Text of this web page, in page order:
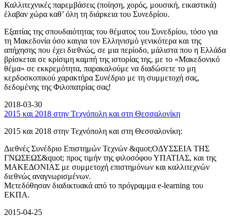
Καλλιτεχνικές παρεμβάσεις (ποίηση, χορός, μουσική, εικαστικά)
έλαβαν χώρα καθ’ όλη τη διάρκεια του Συνεδρίου.
Εξαιτίας της σπουδαιότητας του θέματος του Συνεδρίου, τόσο για
τη Μακεδονία όσο καιγια τον Ελληνισμό γενικότερα και της
απήχησης που έχει διεθνώς, σε μια περίοδο, μάλιστα που η Ελλάδα
βρίσκεται σε κρίσιμη καμπή της ιστορίας της, με το «Μακεδονικό
θέμα» σε εκκρεμότητα, παρακαλούμε να διαδώσετε το μη
κερδοσκοπικού χαρακτήρα Συνέδριο με τη συμμετοχή σας,
δεδομένης της Φιλοπατρίας σας!
2018-03-30
2015 και 2018 στην Τεχνόπολη και στη Θεσσαλονίκη
2015 και 2018 στην Τεχνόπολη και στη Θεσσαλονίκη:
Διεθνές Συνέδριο Επιστημών Τεχνών &quot;ΟΔΥΣΣΕΙΑ ΤΗΣ
ΓΝΩΣΕΩΣ&quot; προς τιμήν της φιλοσόφου ΥΠΑΤΙΑΣ, και της
ΜΑΚΕΔΟΝΙΑΣ με συμμετοχή επιστημόνων και καλλιτεχνών
διεθνώς αναγνωρισμένων.
Μετεδόθησαν διαδικτυακά από το πρόγραμμα e-learning του
ΕΚΠΑ.
2015-04-25